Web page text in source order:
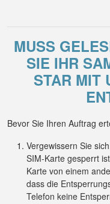
MUSS
SIE IHR
STAR MIT
Bevor Sie Ihren Auftrag
Vergewissern Sie
SIM-Karte gesperrt
Karte von einem
dass die
Telefon keine